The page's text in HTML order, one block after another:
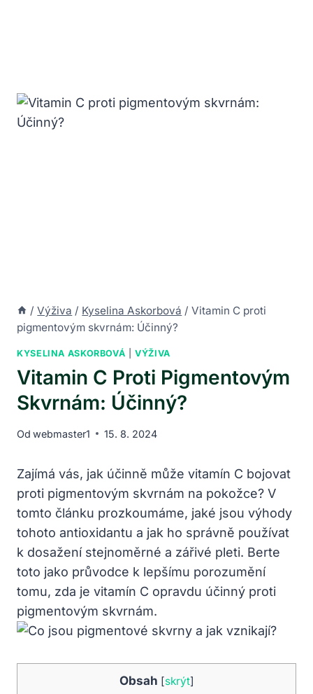
/ Výživa / Kyselina Askorbová / Vitamin C proti
pigmentovým skvrnám: Účinný?
KYSELINA ASKORBOVÁ |VÝŽIVA
Vitamin C Proti Pigmentovým
Skvrnám: Účinný?
Od webmaster1 15. 8. 2024
Zajímá vás, jak účinně může vitamín C bojovat
proti pigmentovým skvrnám na pokožce? V
tomto článku prozkoumáme, jaké jsou výhody
tohoto antioxidantu a jak ho správně používat
k dosažení stejnoměrné a zářivé pleti. Berte
toto jako průvodce k lepšímu porozumění
tomu, zda je vitamín C opravdu účinný proti
pigmentovým skvrnám.
Obsah [skrýt]